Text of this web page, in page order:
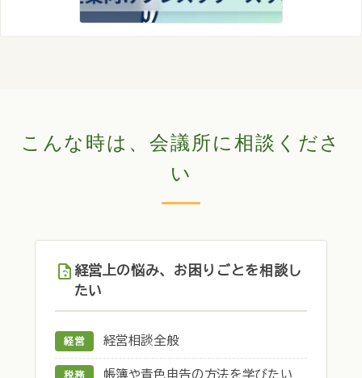
こんな時は、会議所に相談くださ
い
経営上の悩み、お困りごとを相談し
たい
経営 経営相談全般
税務 帳簿や青色申告の方法を学びたい